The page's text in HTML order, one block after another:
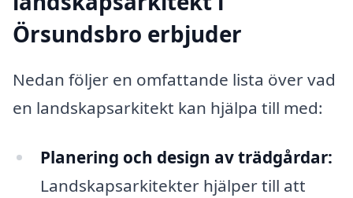
Örsundsbro erbjuder
Nedan följer en omfattande lista över vad
en landskapsarkitekt kan hjälpa till med:
Planering och design av trädgårdar:
Landskapsarkitekter hjälper till att